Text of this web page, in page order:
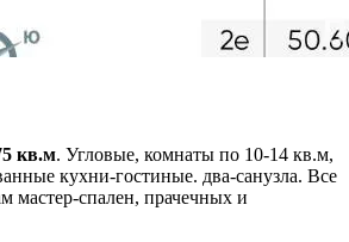
кв.м. Угловые, комнаты по 10-14 кв.м,
кухни-гостиные. два-санузла. Все
мастер-спален, прачечных и